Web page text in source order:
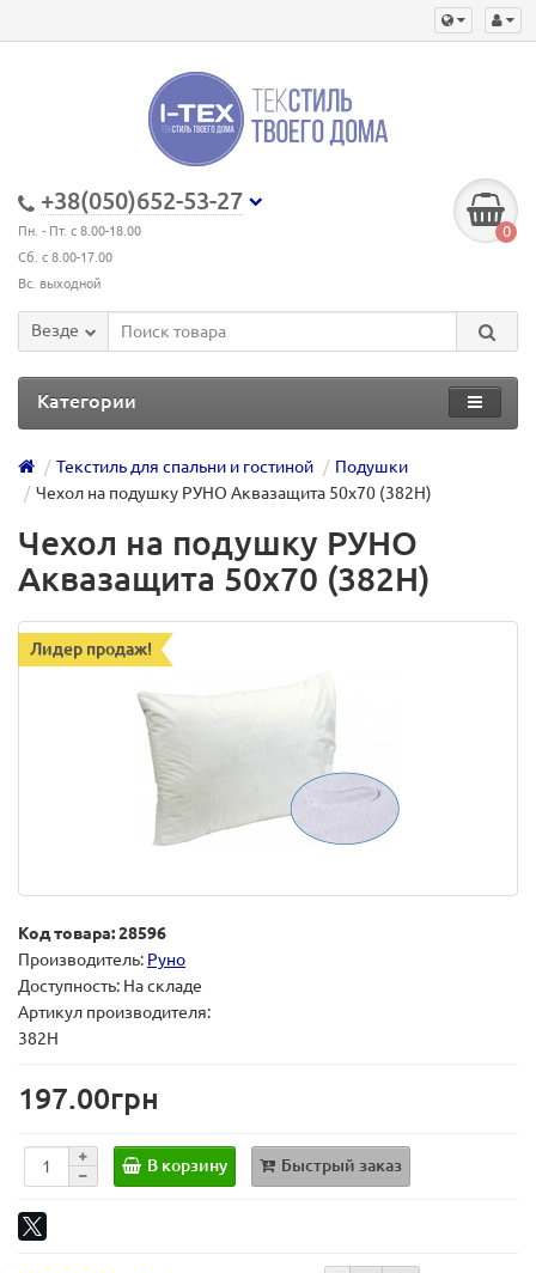
+38(050)652-53-27
Пн. - Пт. с 8.00-18.00
Сб. с 8.00-17.00
Вс. выходной
0
Везде
Категории
Текстиль для спальни и гостиной
Подушки
Чехол на подушку РУНО Аквазащита 50х70 (382Н)
Чехол на подушку РУНО
Аквазащита 50х70 (382Н)
Лидер продаж!
Код товара: 28596
Производитель: Руно
Доступность: На складе
Артикул производителя:
382Н
197.00грн
В корзину Быстрый заказ